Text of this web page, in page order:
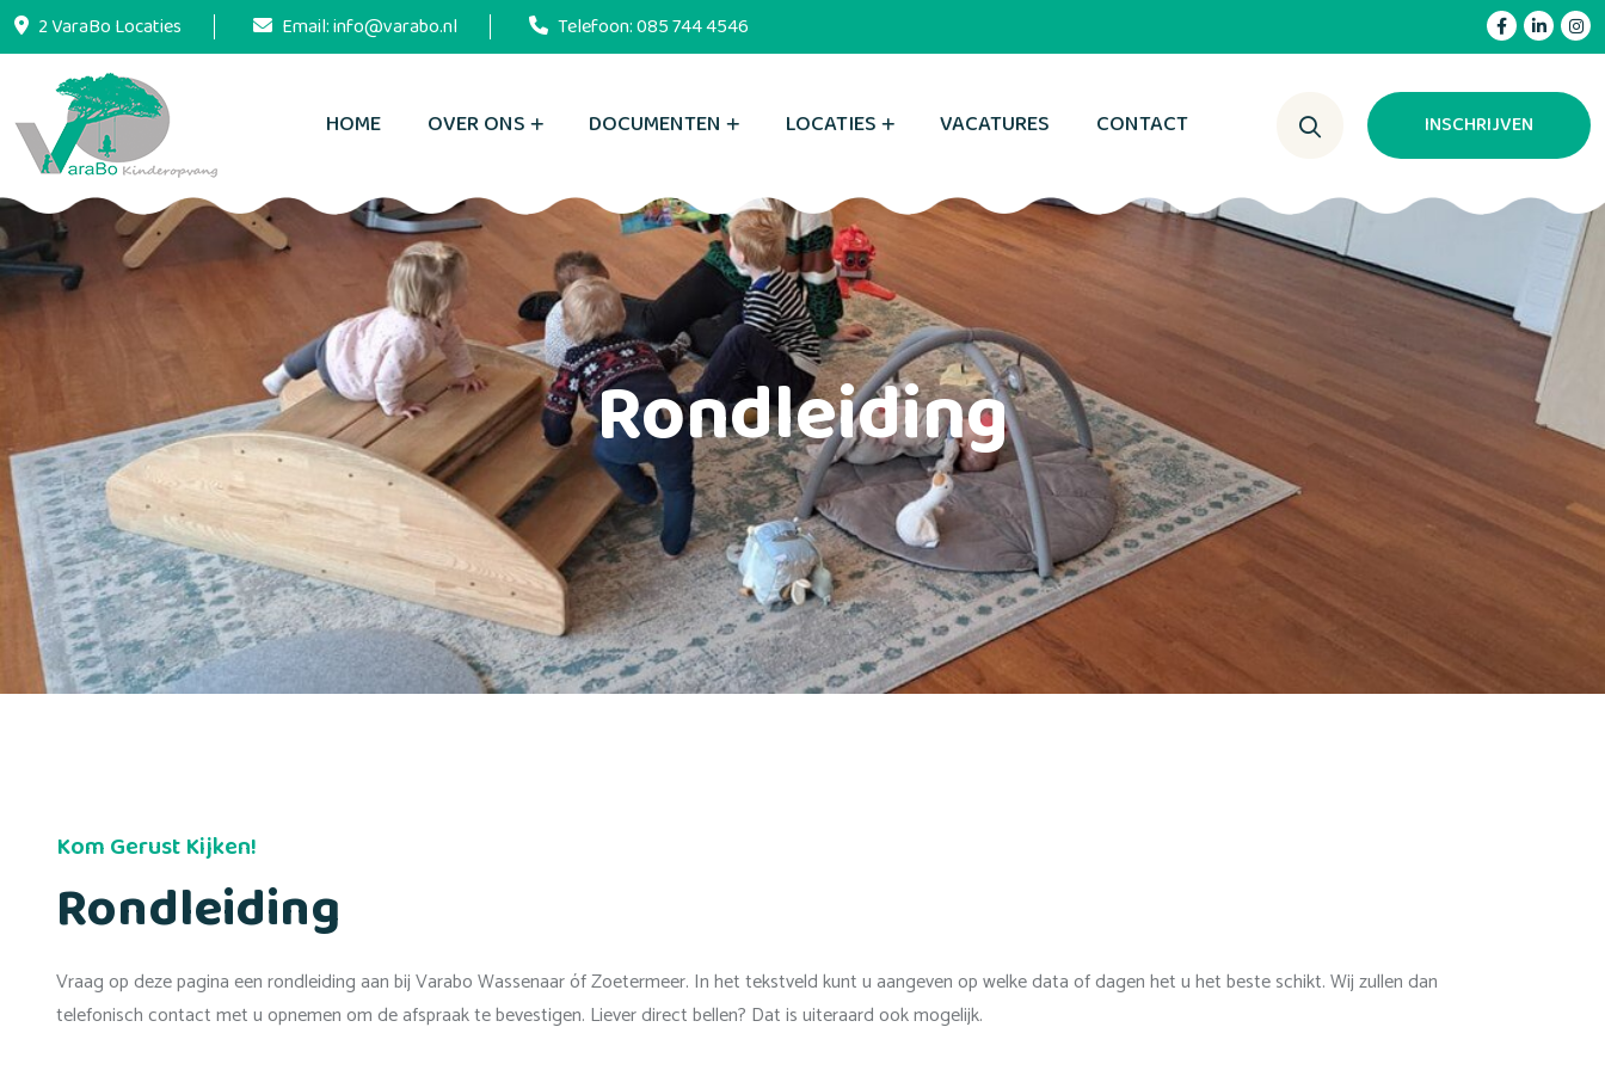
2 VaraBo Locaties Email:info@varabo.nl Telefoon:085 744 4546
HOME OVER ONS DOCUMENTEN LOCATIES VACATURES CONTACT INSCHRIJVEN
Rondleiding
Kom Gerust Kijken!
Rondleiding
Vraag op deze pagina een rondleiding aan bij Varabo Wassenaar óf Zoetermeer. In het tekstveld kunt u aangeven op welke data of dagen het u het beste schikt. Wij zullen dan
telefonisch contact met u opnemen om de afspraak te bevestigen. Liever direct bellen? Dat is uiteraard ook mogelijk.